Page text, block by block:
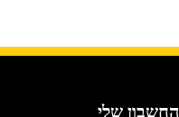
החשבון שלי